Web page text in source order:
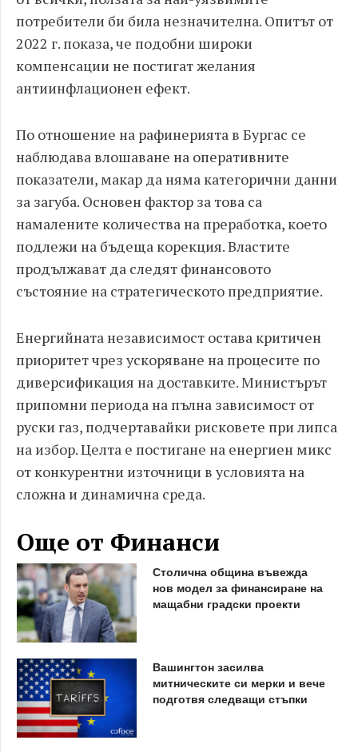
потребители би била незначителна. Опитът от
2022 г. показа, че подобни широки
компенсации не постигат желания
антиинфлационен ефект.
По отношение на рафинерията в Бургас се
наблюдава влошаване на оперативните
показатели, макар да няма категорични данни
за загуба. Основен фактор за това са
намалените количества на преработка, което
подлежи на бъдеща корекция. Властите
продължават да следят финансовото
състояние на стратегическото предприятие.
Енергийната независимост остава критичен
приоритет чрез ускоряване на процесите по
диверсификация на доставките. Министърът
припомни периода на пълна зависимост от
руски газ, подчертавайки рисковете при липса
на избор. Целта е постигане на енергиен микс
от конкурентни източници в условията на
сложна и динамична среда.
Още от Финанси
Столична община въвежда
нов модел за финансиране на
мащабни градски проекти
Вашингтон засилва
митническите си мерки и вече
подготвя следващи стъпки